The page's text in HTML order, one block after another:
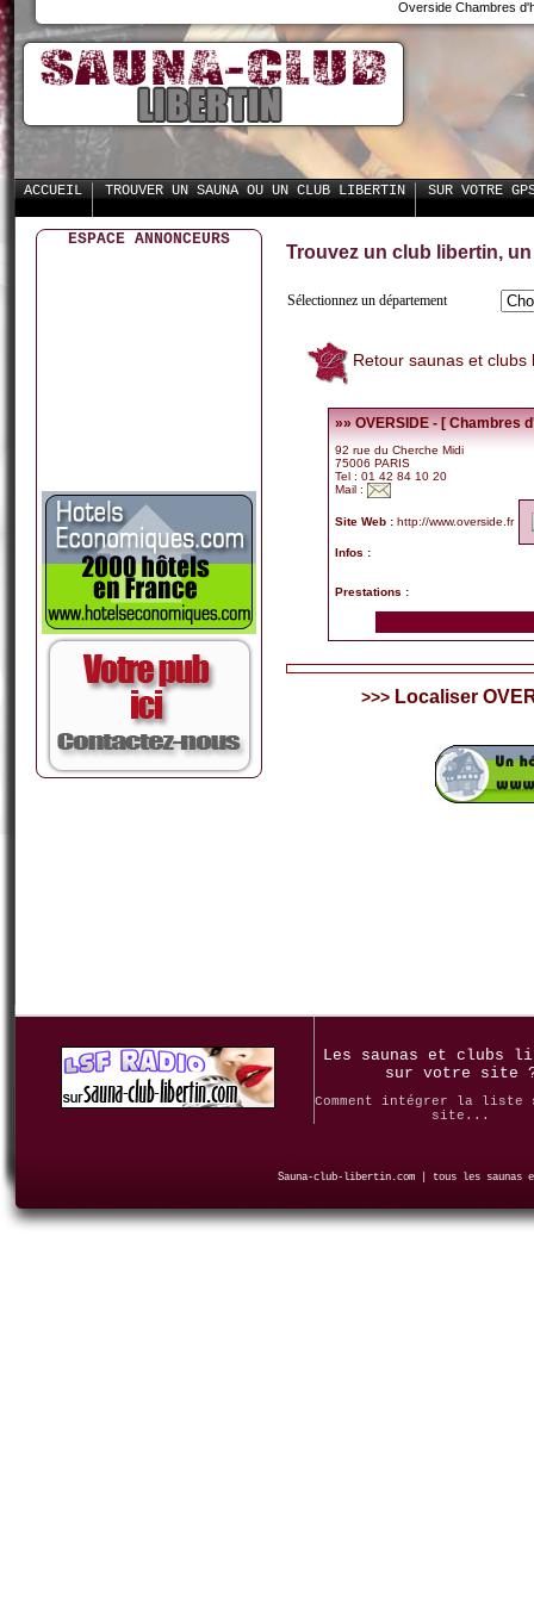
Overside Chambres
ACCUEIL TROUVER UN SAUNA OU UN CLUB LIBERTIN SUR VOTRE
ESPACE ANNONCEURS
Trouvez un club libertin,
Sélectionnez un département
Retour saunas et
»» OVERSIDE - [ Chambres
92 rue du Cherche Midi
75006 PARIS
Tel : 01 42 84 10 20
Mail :
Site Web : http://www.overside.fr
Infos :
Prestations :
>>> Localiser
Les saunas et clubs
sur votre site
Comment intégrer la liste
site...
Sauna-club-libertin.com | tous les